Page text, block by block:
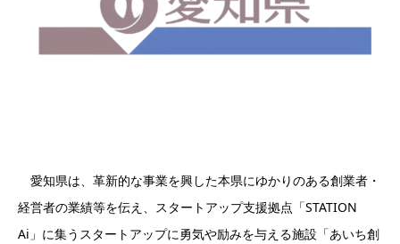
愛知県は、革新的な事業を興した本県にゆかりのある創業者・
経営者の業績等を伝え、スタートアップ支援拠点「STATION
Ai」に集うスタートアップに勇気や励みを与える施設「あいち創